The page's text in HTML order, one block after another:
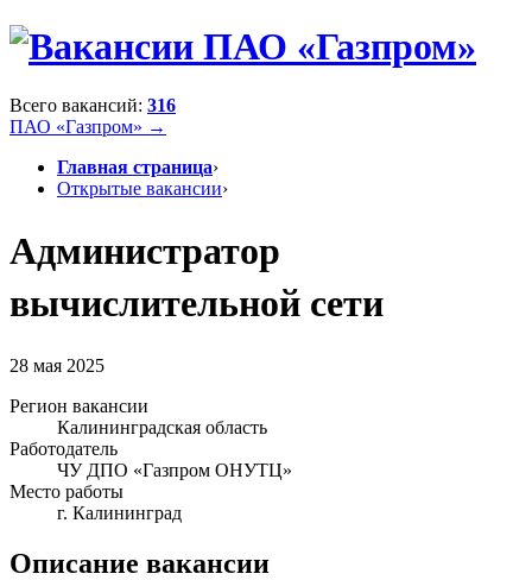
Всего вакансий: 316
ПАО «Газпром» →
Главная страница›
Открытые вакансии›
Администратор
вычислительной сети
28 мая 2025
Регион вакансии
Калининградская область
Работодатель
ЧУ ДПО «Газпром ОНУТЦ»
Место работы
г. Калининград
Описание вакансии